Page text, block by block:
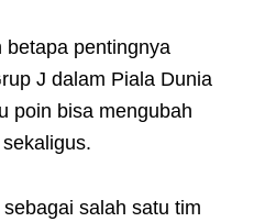
betapa pentingnya
J dalam Piala Dunia
poin bisa mengubah
salah satu tim